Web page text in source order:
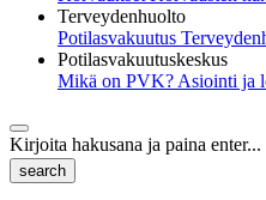
Terveydenhuolto
Potilasvakuutus
Potilasvakuutuskeskus
Mikä on PVK? Asiointi ja
Kirjoita hakusana ja paina enter...